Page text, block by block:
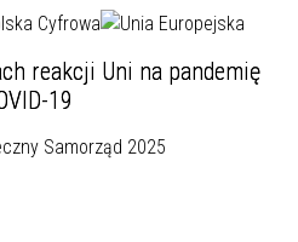
reakcji Uni na pandemię
19